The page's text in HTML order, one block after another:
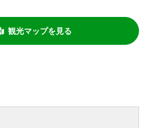
観光マップを見る